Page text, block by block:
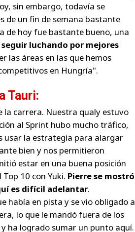
sin embargo, todavía se
de un fin de semana bastante
de hoy fue bastante bueno, una
luchando por mejores
las áreas en las que hemos
en Hungría".
Tauri:
la carrera. Nuestra qualy estuvo
al Sprint hubo mucho tráfico,
usar la estrategia para alargar
bien y nos permitieron
estar en una buena posición
10 con Yuki. Pierre se mostró
es difícil adelantar.
había en pista y se vio obligado a
lo que le mandó fuera de los
ha logrado sumar un punto aquí.